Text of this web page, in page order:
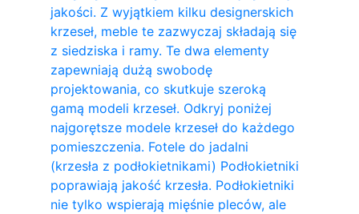
jakości. Z wyjątkiem kilku designerskich
krzeseł, meble te zazwyczaj składają się
z siedziska i ramy. Te dwa elementy
zapewniają dużą swobodę
projektowania, co skutkuje szeroką
gamą modeli krzeseł. Odkryj poniżej
najgorętsze modele krzeseł do każdego
pomieszczenia. Fotele do jadalni
(krzesła z podłokietnikami) Podłokietniki
poprawiają jakość krzesła. Podłokietniki
nie tylko wspierają mięśnie pleców, ale